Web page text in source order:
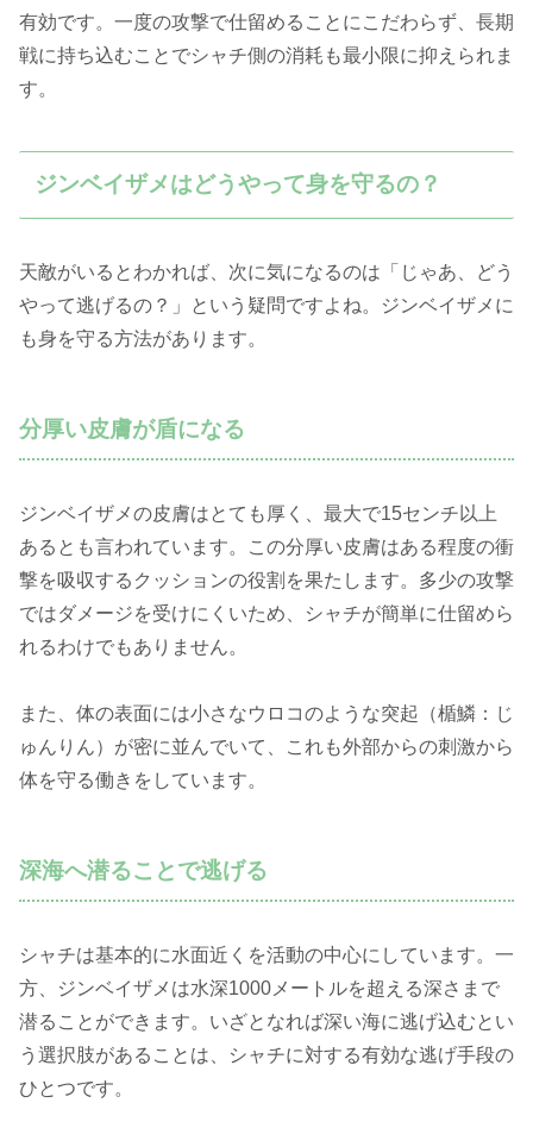
有効です。一度の攻撃で仕留めることにこだわらず、長期
戦に持ち込むことでシャチ側の消耗も最小限に抑えられま
す。
ジンベイザメはどうやって身を守るの？
天敵がいるとわかれば、次に気になるのは「じゃあ、どう
やって逃げるの？」という疑問ですよね。ジンベイザメに
も身を守る方法があります。
分厚い皮膚が盾になる
ジンベイザメの皮膚はとても厚く、最大で15センチ以上
あるとも言われています。この分厚い皮膚はある程度の衝
撃を吸収するクッションの役割を果たします。多少の攻撃
ではダメージを受けにくいため、シャチが簡単に仕留めら
れるわけでもありません。
また、体の表面には小さなウロコのような突起（楯鱗：じ
ゅんりん）が密に並んでいて、これも外部からの刺激から
体を守る働きをしています。
深海へ潜ることで逃げる
シャチは基本的に水面近くを活動の中心にしています。一
方、ジンベイザメは水深1000メートルを超える深さまで
潜ることができます。いざとなれば深い海に逃げ込むとい
う選択肢があることは、シャチに対する有効な逃げ手段の
ひとつです。